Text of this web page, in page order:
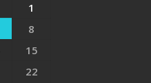
1
8
15
22